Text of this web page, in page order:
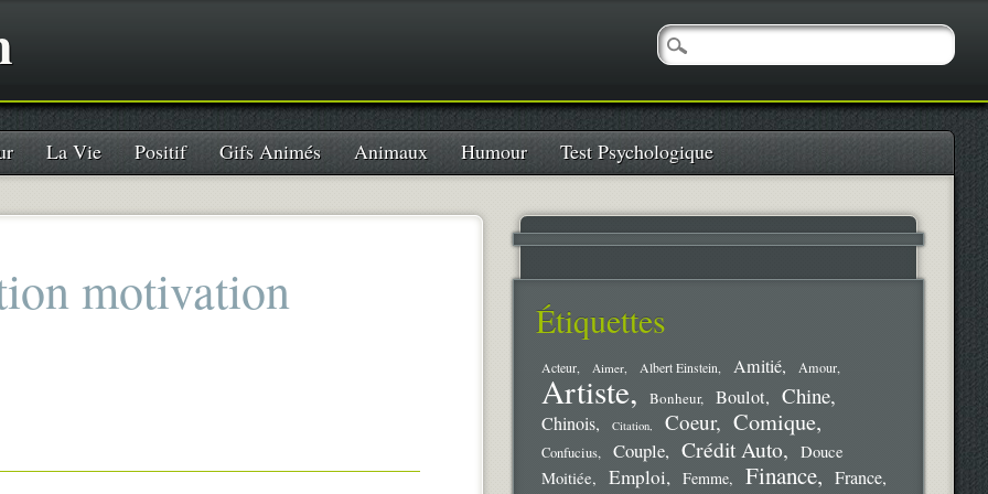
La Vie Positif Gifs Animés Animaux Humour Test Psychologique
motivation Étiquettes
Acteur Aimer Albert Einstein Amitié Amour
Artiste Bonheur Boulot Chine
Chinois Citation Coeur Comique
Confucius Couple Crédit Auto
Douce
Moitiée
Emploi Femme Finance France